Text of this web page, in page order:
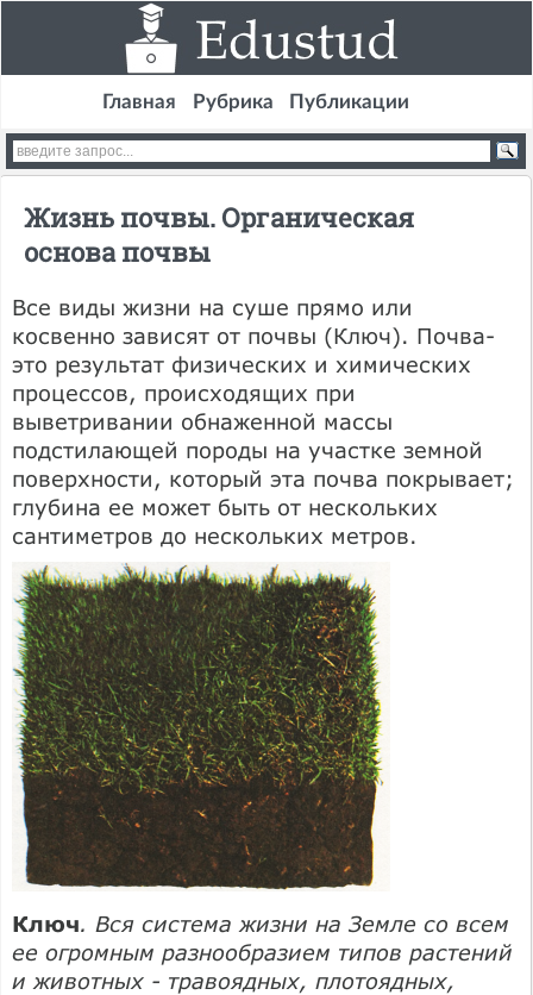
Главная Рубрика Публикации
Жизнь почвы. Органическая
основа почвы
Все виды жизни на суше прямо или
косвенно зависят от почвы (Ключ). Почва-
это результат физических и химических
процессов, происходящих при
выветривании обнаженной массы
подстилающей породы на участке земной
поверхности, который эта почва покрывает;
глубина ее может быть от нескольких
сантиметров до нескольких метров.
Ключ. Вся система жизни на Земле со всем
ее огромным разнообразием типов растений
и животных - травоядных, плотоядных,